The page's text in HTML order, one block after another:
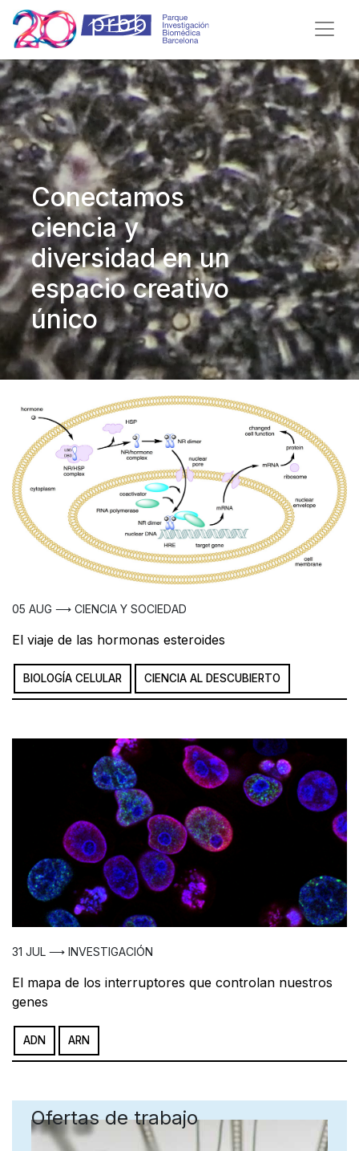
Conectamos
ciencia y
diversidad en un
espacio creativo
único
05 AUG ⟶ CIENCIA Y SOCIEDAD
El viaje de las hormonas esteroides
BIOLOGÍA CELULAR CIENCIA AL DESCUBIERTO
31 JUL ⟶ INVESTIGACIÓN
El mapa de los interruptores que controlan nuestros
genes
ADN ARN
Ofertas de trabajo